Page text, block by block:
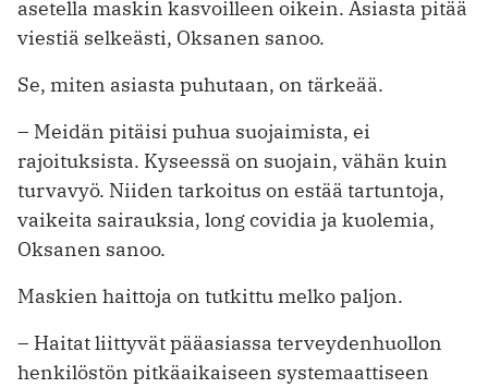
asetella maskin kasvoilleen oikein. Asiasta pitää
viestiä selkeästi, Oksanen sanoo.
Se, miten asiasta puhutaan, on tärkeää.
– Meidän pitäisi puhua suojaimista, ei
rajoituksista. Kyseessä on suojain, vähän kuin
turvavyö. Niiden tarkoitus on estää tartuntoja,
vaikeita sairauksia, long covidia ja kuolemia,
Oksanen sanoo.
Maskien haittoja on tutkittu melko paljon.
– Haitat liittyvät pääasiassa terveydenhuollon
henkilöstön pitkäaikaiseen systemaattiseen